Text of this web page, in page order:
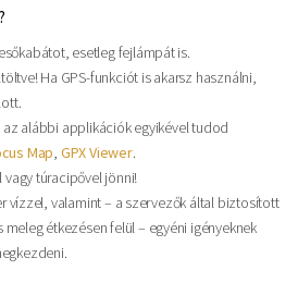
esetleg fejlámpát is.
Ha GPS-funkciót is akarsz használni,
alábbi applikációk egyikével tudod
Map, GPX Viewer.
túracipővel jönni!
vízzel, valamint – a szervezők által biztosított
étkezésen felül – egyéni igényeknek